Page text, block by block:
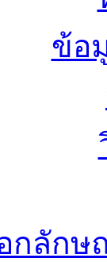
ข้อ
กลัก